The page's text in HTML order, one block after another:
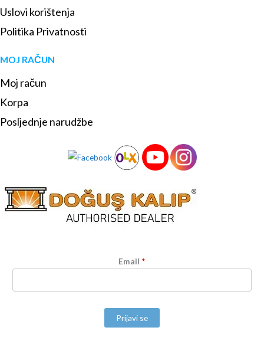
Uslovi korištenja
Politika Privatnosti
MOJ RAČUN
Moj račun
Korpa
Posljednje narudžbe
Email *
Prijavi se